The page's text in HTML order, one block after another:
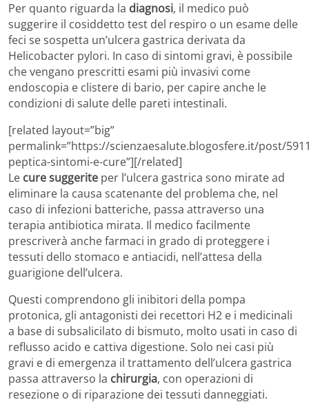
Per quanto riguarda la diagnosi, il medico può
suggerire il cosiddetto test del respiro o un esame delle
feci se sospetta un’ulcera gastrica derivata da
Helicobacter pylori. In caso di sintomi gravi, è possibile
che vengano prescritti esami più invasivi come
endoscopia e clistere di bario, per capire anche le
condizioni di salute delle pareti intestinali.
[related layout=”big”
permalink=”https://scienzaesalute.blogosfere.it/post/
peptica-sintomi-e-cure”][/related]
Le cure suggerite per l’ulcera gastrica sono mirate ad
eliminare la causa scatenante del problema che, nel
caso di infezioni batteriche, passa attraverso una
terapia antibiotica mirata. Il medico facilmente
prescriverà anche farmaci in grado di proteggere i
tessuti dello stomaco e antiacidi, nell’attesa della
guarigione dell’ulcera.
Questi comprendono gli inibitori della pompa
protonica, gli antagonisti dei recettori H2 e i medicinali
a base di subsalicilato di bismuto, molto usati in caso di
reflusso acido e cattiva digestione. Solo nei casi più
gravi e di emergenza il trattamento dell’ulcera gastrica
passa attraverso la chirurgia, con operazioni di
resezione o di riparazione dei tessuti danneggiati.